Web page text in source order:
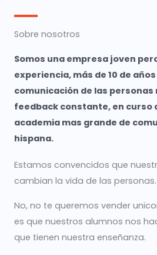
Sobre nosotros
Somos una empresa joven
experiencia, más de 10 de
comunicación de las personas
feedback constante, en curso
academia mas grande de
hispana.
Estamos convencidos que
cambian la vida de las personas.
No, no te queremos vender
es que nuestros alumnos nos
que tienen nuestra enseñanza.